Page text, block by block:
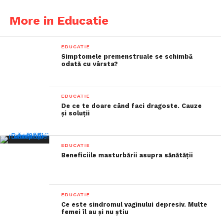
More in Educatie
EDUCATIE
Simptomele premenstruale se schimbă
odată cu vârsta?
EDUCATIE
De ce te doare când faci dragoste. Cauze
și soluții
EDUCATIE
Beneficiile masturbării asupra sănătății
EDUCATIE
Ce este sindromul vaginului depresiv. Multe
femei îl au și nu știu